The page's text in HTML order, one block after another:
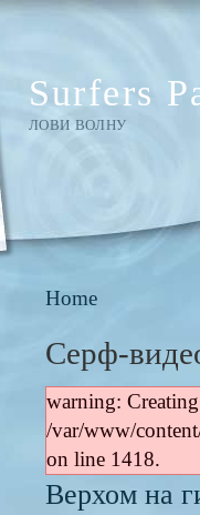
Surfers
ЛОВИ ВОЛНУ
Home
Серф-
warning:
/var/www/
on line 1418.
Верхом на